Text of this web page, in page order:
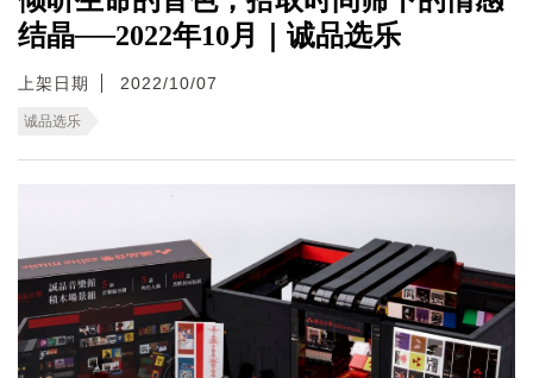
结晶──2022年10月｜诚品选乐
上架日期 2022/10/07
诚品选乐